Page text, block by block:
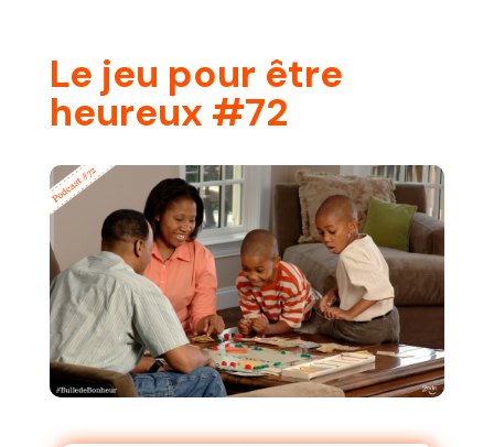
Le jeu pour être
heureux #72